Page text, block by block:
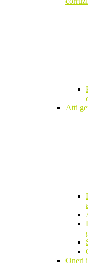
Atti
Oneri